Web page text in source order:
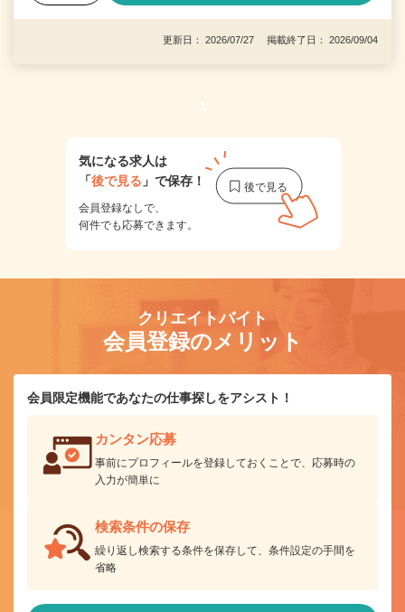
更新日： 2026/07/27 掲載終了日： 2026/09/04
1
気になる求人は
「後で見る 」で保存！
会員登録なしで、
何件でも応募できます。
クリエイトバイト
会員登録のメリット
会員限定機能であなたの仕事探しをアシスト！
カンタン応募
事前にプロフィールを登録しておくことで、応募時の
入力が簡単に
検索条件の保存
繰り返し検索する条件を保存して、条件設定の手間を
省略